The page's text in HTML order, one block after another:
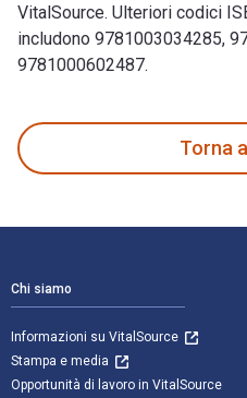
VitalSource. Ulteriori codici
includono 9781003034285,
9781000602487.
Torna
Chi siamo
Informazioni su VitalSource
Stampa e media
Opportunità di lavoro in VitalSource